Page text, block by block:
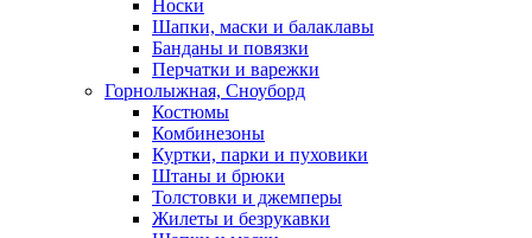
Носки
Шапки, маски и балаклавы
Банданы и повязки
Перчатки и варежки
Горнолыжная, Сноуборд
Костюмы
Комбинезоны
Куртки, парки и пуховики
Штаны и брюки
Толстовки и джемперы
Жилеты и безрукавки